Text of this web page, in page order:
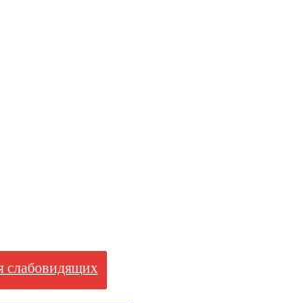
слабовидящих